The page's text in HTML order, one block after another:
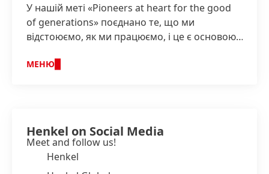
У нашій меті «Pioneers at heart for the good
of generations» поєднано те, що ми
відстоюємо, як ми працюємо, і це є основою
МЕНЮ
Henkel on Social Media
Meet and follow us!
Henkel